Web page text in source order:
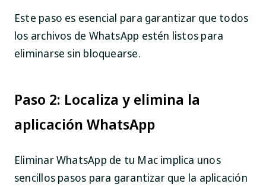
Este paso es esencial para garantizar que todos
los archivos de WhatsApp estén listos para
eliminarse sin bloquearse.
Paso 2: Localiza y elimina la
aplicación WhatsApp
Eliminar WhatsApp de tu Mac implica unos
sencillos pasos para garantizar que la aplicación